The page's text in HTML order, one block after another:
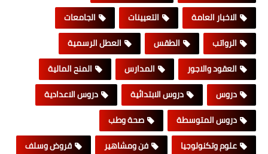
الاخبار العامة
التعيينات
الجامعات
الرواتب
الطقس
العطل الرسمية
العقود والاجور
المدارس
المنح المالية
دروس
دروس الابتدائية
دروس الاعدادية
دروس المتوسطة
صحة وطب
علوم وتكنولوجيا
فن ومشاهير
قروض وسلف